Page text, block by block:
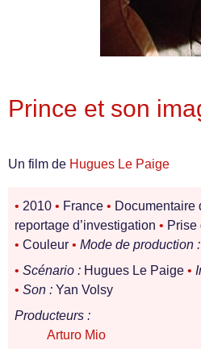
Prince et son
Un film de Hugues Le Paige
• 2010 • France • Documentaire
reportage d’investigation • Prise
• Couleur • Mode de production :
• Scénario : Hugues Le Paige •
• Son : Yan Volsy
Producteurs :
Arturo Mio